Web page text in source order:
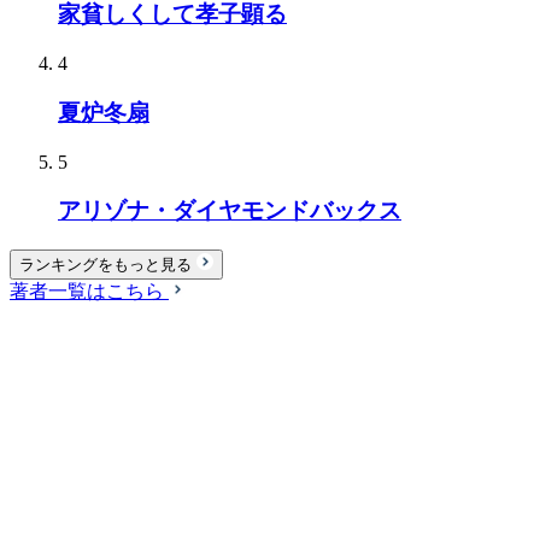
家貧しくして孝子顕る
4
夏炉冬扇
5
アリゾナ・ダイヤモンドバックス
ランキングをもっと見る
著者一覧はこちら